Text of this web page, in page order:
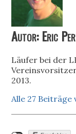
Autor: Eric
Läufer bei der
2013.
Alle 27